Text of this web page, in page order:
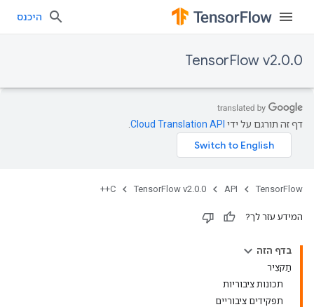
היכנס
TensorFlow v2.0.0
דף זה תורגם על ידי Cloud Translation API
TensorFlow
API
TensorFlow v2.0.0
C++
המידע עזר לך?
בדף הזה
תַקצִיר
תכונות ציבוריות
תפקידים ציבוריים